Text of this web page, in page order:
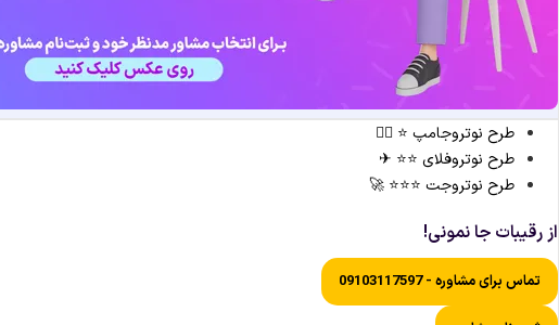
طرح نوتروجامپ ⭐ 🏃‍♀️
طرح نوتروفلای ⭐⭐ ✈
طرح نوتروجت ⭐⭐⭐ 🚀
از رقیبات جا نمونی!
تماس برای مشاوره - 09103117597